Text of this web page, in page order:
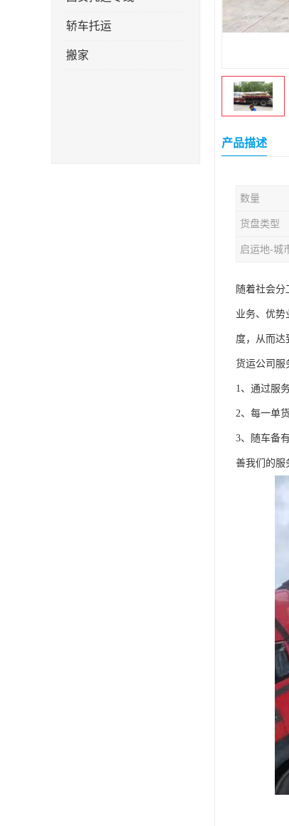
轿车托运
搬家
产品描述
数量
货盘类型
启运地-城
随着社会
业务、优势
度，从而达
货运公司服
1、通过服
2、每一单
3、随车备
善我们的服